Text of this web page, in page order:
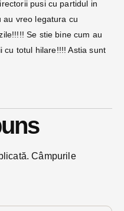
pusi cu partidul in
au vreo legatura cu
Se stie bine cum au
cu totul hilare!!!! Astia sunt
Câmpurile